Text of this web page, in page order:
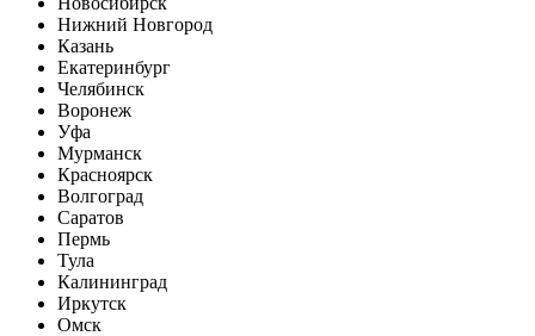
Нижний Новгород
Казань
Екатеринбург
Челябинск
Воронеж
Уфа
Мурманск
Красноярск
Волгоград
Саратов
Пермь
Тула
Калининград
Иркутск
Омск